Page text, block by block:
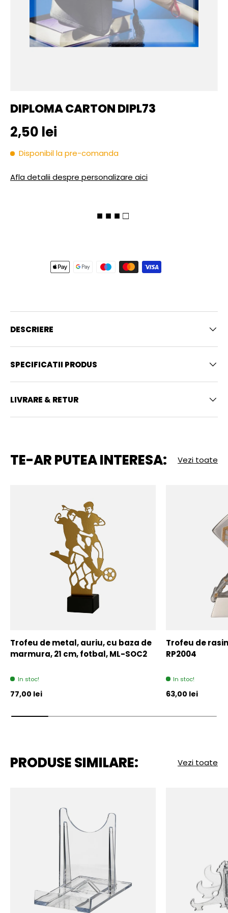
DIPLOMA CARTON DIPL73
Pret initial
2,50 lei
Disponibil la pre-comanda
Afla detalii despre personalizare aici
■ ■ ■ □
DESCRIERE
SPECIFICATII PRODUS
LIVRARE & RETUR
TE-AR PUTEA INTERESA: Vezi toate
Trofeu de metal, auriu, cu baza de
marmura, 21 cm, fotbal, ML-SOC2
In stoc!
Pret initial
77,00 lei
Trofeu de
RP2004
In stoc!
Pret initial
63,00 lei
PRODUSE SIMILARE: Vezi toate